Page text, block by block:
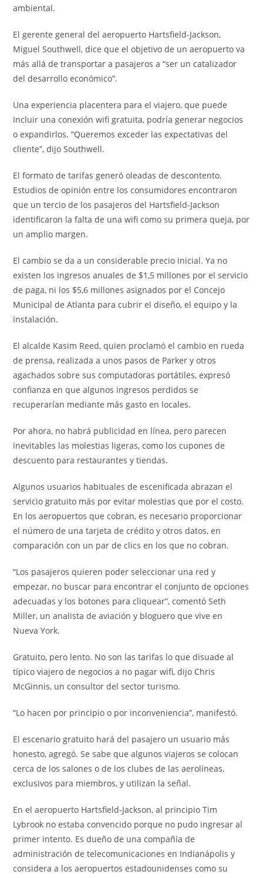
ambiental.
El gerente general del aeropuerto Hartsfield-Jackson,
Miguel Southwell, dice que el objetivo de un aeropuerto va
más allá de transportar a pasajeros a “ser un catalizador
del desarrollo económico”.
Una experiencia placentera para el viajero, que puede
incluir una conexión wifi gratuita, podría generar negocios
o expandirlos. “Queremos exceder las expectativas del
cliente”, dijo Southwell.
El formato de tarifas generó oleadas de descontento.
Estudios de opinión entre los consumidores encontraron
que un tercio de los pasajeros del Hartsfield-Jackson
identificaron la falta de una wifi como su primera queja, por
un amplio margen.
El cambio se da a un considerable precio inicial. Ya no
existen los ingresos anuales de $1,5 millones por el servicio
de paga, ni los $5,6 millones asignados por el Concejo
Municipal de Atlanta para cubrir el diseño, el equipo y la
instalación.
El alcalde Kasim Reed, quien proclamó el cambio en rueda
de prensa, realizada a unos pasos de Parker y otros
agachados sobre sus computadoras portátiles, expresó
confianza en que algunos ingresos perdidos se
recuperarían mediante más gasto en locales.
Por ahora, no habrá publicidad en línea, pero parecen
inevitables las molestias ligeras, como los cupones de
descuento para restaurantes y tiendas.
Algunos usuarios habituales de escenificada abrazan el
servicio gratuito más por evitar molestias que por el costo.
En los aeropuertos que cobran, es necesario proporcionar
el número de una tarjeta de crédito y otros datos, en
comparación con un par de clics en los que no cobran.
“Los pasajeros quieren poder seleccionar una red y
empezar, no buscar para encontrar el conjunto de opciones
adecuadas y los botones para cliquear”, comentó Seth
Miller, un analista de aviación y bloguero que vive en
Nueva York.
Gratuito, pero lento. No son las tarifas lo que disuade al
típico viajero de negocios a no pagar wifi, dijo Chris
McGinnis, un consultor del sector turismo.
“Lo hacen por principio o por inconveniencia”, manifestó.
El escenario gratuito hará del pasajero un usuario más
honesto, agregó. Se sabe que algunos viajeros se colocan
cerca de los salones o de los clubes de las aerolíneas,
exclusivos para miembros, y utilizan la señal.
En el aeropuerto Hartsfield-Jackson, al principio Tim
Lybrook no estaba convencido porque no pudo ingresar al
primer intento. Es dueño de una compañía de
administración de telecomunicaciones en Indianápolis y
considera a los aeropuertos estadounidenses como su